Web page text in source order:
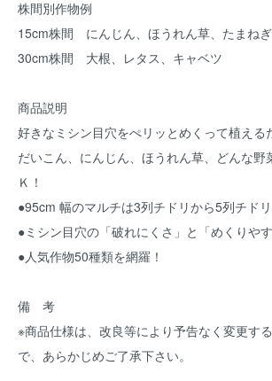
株間別作物例
15cm株間 にんじん、ほうれん草、たまねぎ
30cm株間 大根、レタス、キャベツ
商品説明
好きなミシン目穴をぺリッとめくって植える
だいこん、にんじん、ほうれん草、どんな野
Ｋ！
●95cm 幅のマルチは3列チドリから5列チド
●ミシン目穴の「破れにくさ」と「めくりや
●人気作物50種類を網羅！
備 考
※商品仕様は、改良等により予告なく変更す
で、あらかじめご了承下さい。